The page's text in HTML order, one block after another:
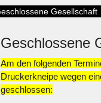
Gesellschaft
Geschlossene
Am den folgenden
Druckerkneipe wegen
geschlossen: